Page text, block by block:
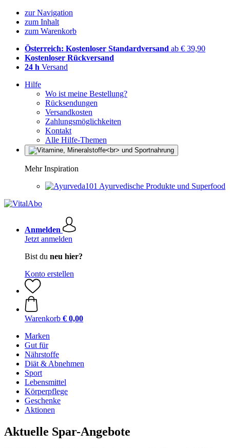
zur Navigation
zum Inhalt
zum Warenkorb
Österreich: Kostenloser Standardversand ab € 39,90
Kostenloser Rückversand
24 h Versand
Hilfe
Wo ist meine Bestellung?
Rücksendungen
Versandkosten
Zahlungsmöglichkeiten
Kontakt
Alle Hilfe-Themen
Mehr Inspiration
Ayurvedische Produkte und Superfood
Anmelden
Jetzt anmelden
Bist du neu hier?
Konto erstellen
Warenkorb € 0,00
Marken
Gut für
Nährstoffe
Diät & Abnehmen
Sport
Lebensmittel
Körperpflege
Geschenke
Aktionen
Aktuelle Spar-Angebote